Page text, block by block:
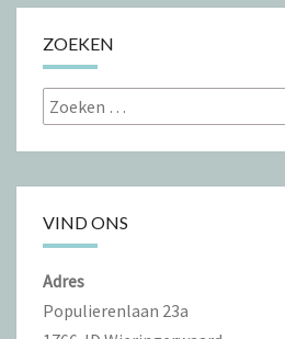
ZOEKEN
Zoeken
naar:
VIND ONS
Adres
Populierenlaan 23a